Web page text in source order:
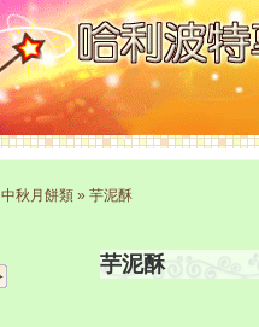
中秋月餅類» 芋泥酥
芋泥酥